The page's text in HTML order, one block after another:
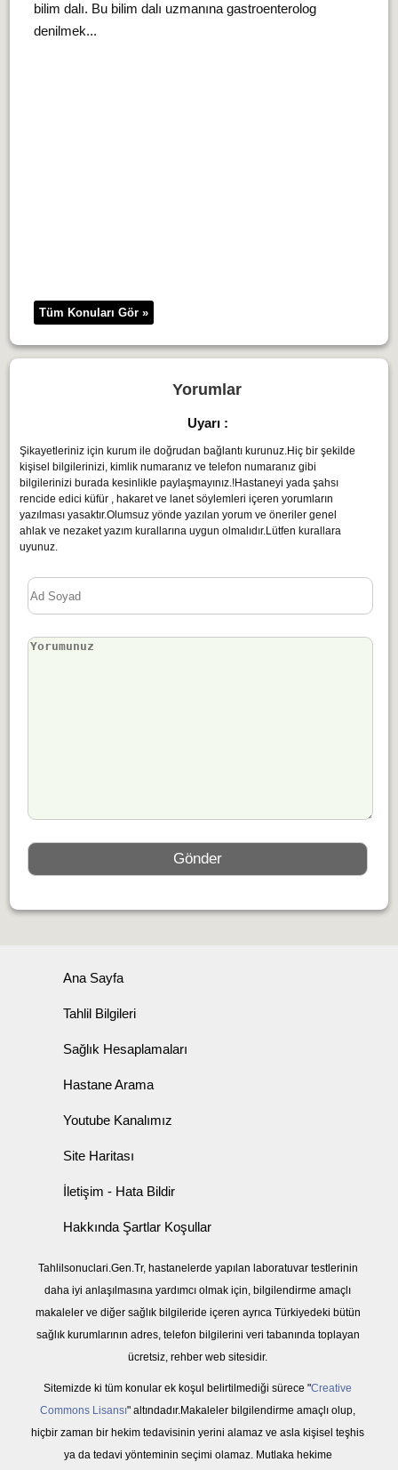
bilim dalı. Bu bilim dalı uzmanına gastroenterolog
denilmek...
Tüm Konuları Gör »
Yorumlar
Uyarı :
Şikayetleriniz için kurum ile doğrudan bağlantı kurunuz.Hiç bir şekilde
kişisel bilgilerinizi, kimlik numaranız ve telefon numaranız gibi
bilgilerinizi burada kesinlikle paylaşmayınız.!Hastaneyi yada şahsı
rencide edici küfür , hakaret ve lanet söylemleri içeren yorumların
yazılması yasaktır.Olumsuz yönde yazılan yorum ve öneriler genel
ahlak ve nezaket yazım kurallarına uygun olmalıdır.Lütfen kurallara
uyunuz.
Ana Sayfa
Tahlil Bilgileri
Sağlık Hesaplamaları
Hastane Arama
Youtube Kanalımız
Site Haritası
İletişim - Hata Bildir
Hakkında Şartlar Koşullar
Tahlilsonuclari.Gen.Tr, hastanelerde yapılan laboratuvar testlerinin
daha iyi anlaşılmasına yardımcı olmak için, bilgilendirme amaçlı
makaleler ve diğer sağlık bilgileride içeren ayrıca Türkiyedeki bütün
sağlık kurumlarının adres, telefon bilgilerini veri tabanında toplayan
ücretsiz, rehber web sitesidir.
Sitemizde ki tüm konular ek koşul belirtilmediği sürece "Creative
Commons Lisansı" altındadır.Makaleler bilgilendirme amaçlı olup,
hiçbir zaman bir hekim tedavisinin yerini alamaz ve asla kişisel teşhis
ya da tedavi yönteminin seçimi olamaz. Mutlaka hekime